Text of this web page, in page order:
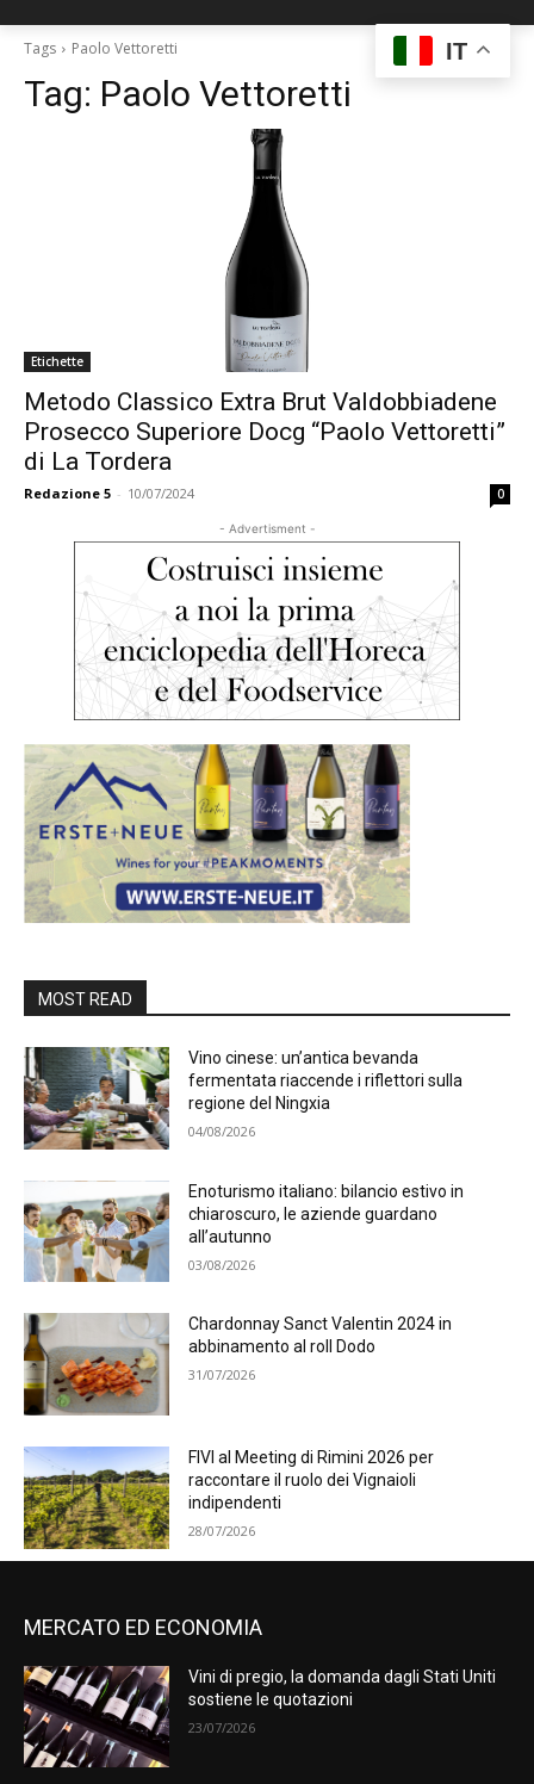
Tags Paolo Vettoretti
Tag: Paolo Vettoretti
Etichette
Metodo Classico Extra Brut Valdobbiadene
Prosecco Superiore Docg “Paolo Vettoretti”
di La Tordera
Redazione 5 - 10/07/2024 0
- Advertisment -
MOST READ
Vino cinese: un’antica bevanda
fermentata riaccende i riflettori sulla
regione del Ningxia
04/08/2026
Enoturismo italiano: bilancio estivo in
chiaroscuro, le aziende guardano
all’autunno
03/08/2026
Chardonnay Sanct Valentin 2024 in
abbinamento al roll Dodo
31/07/2026
FIVI al Meeting di Rimini 2026 per
raccontare il ruolo dei Vignaioli
indipendenti
28/07/2026
MERCATO ED ECONOMIA
Vini di pregio, la domanda dagli Stati Uniti
sostiene le quotazioni
23/07/2026
IT